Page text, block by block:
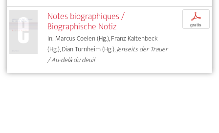
Notes biographiques /
Biographische Notiz
In: Marcus Coelen (Hg.), Franz Kaltenbeck
(Hg.), Dian Turnheim (Hg.),Jenseits der Trauer
/ Au-delà du deuil
p
gratis